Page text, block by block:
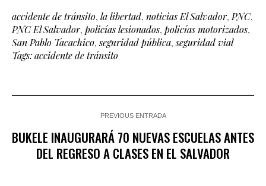
accidente de tránsito, la libertad, noticias El Salvador, PNC,
PNC El Salvador, policías lesionados, policías motorizados,
San Pablo Tacachico,seguridad pública,seguridad vial
Tags: accidente de tránsito
PREVIOUS ENTRADA
BUKELE INAUGURARÁ 70 NUEVAS ESCUELAS ANTES
DEL REGRESO A CLASES EN EL SALVADOR